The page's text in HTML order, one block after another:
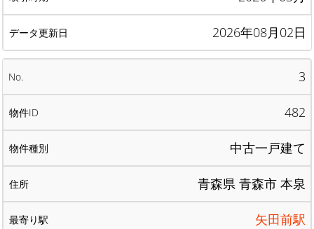
2026年08月02日
3
482
中古一戸建て
青森県 青森市 本泉
矢田前駅